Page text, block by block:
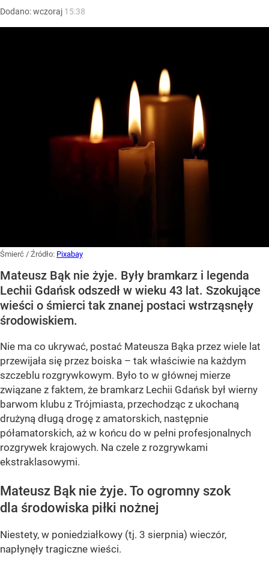
Dodano:wczoraj 15:38
Śmierć / Źródło: Pixabay
Mateusz Bąk nie żyje. Były bramkarz i legenda
Lechii Gdańsk odszedł w wieku 43 lat. Szokujące
wieści o śmierci tak znanej postaci wstrząsnęły
środowiskiem.
Nie ma co ukrywać, postać Mateusza Bąka przez wiele lat
przewijała się przez boiska – tak właściwie na każdym
szczeblu rozgrywkowym. Było to w głównej mierze
związane z faktem, że bramkarz Lechii Gdańsk był wierny
barwom klubu z Trójmiasta, przechodząc z ukochaną
drużyną długą drogę z amatorskich, następnie
półamatorskich, aż w końcu do w pełni profesjonalnych
rozgrywek krajowych. Na czele z rozgrywkami
ekstraklasowymi.
Mateusz Bąk nie żyje. To ogromny szok
dla środowiska piłki nożnej
Niestety, w poniedziałkowy (tj. 3 sierpnia) wieczór,
napłynęły tragiczne wieści.